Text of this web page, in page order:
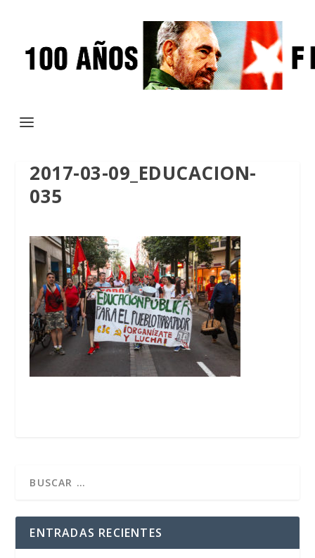
2017-03-09_EDUCACION-
035
ENTRADAS RECIENTES